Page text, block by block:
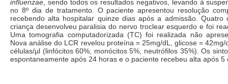
influenzae , sendo todos os resultados negativos, levando à
no 8º dia de tratamento. O paciente apresentou resolução
recebendo alta hospitalar quinze dias após a admissão.
criança desenvolveu paralisia do nervo troclear esquerdo e foi
Uma tomografia computadorizada (TC) foi realizada não
Nova análise do LCR revelou proteína = 25mg/dL, glicose = 42mg/
células/µl (linfócitos 60%, monócitos 5%, neutrófilos 35%). Os
espontaneamente após 24 horas e o paciente recebeu alta após 5